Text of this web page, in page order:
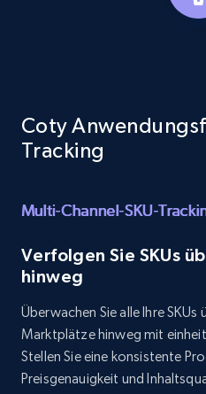
URL, Product id, Title,
Rating, Reviews count,
and more.
1.3K+ 175+
Target - Discover
URL, Product id, Title,
Rating, Reviews count,
and more.
Coty
Tracking
Multi-Channel-SKU-
Verfolgen Sie SKUs
hinweg
Überwachen Sie alle Ihre
Marktplätze hinweg mit
Stellen Sie eine konsistente
Preisgenauigkeit und